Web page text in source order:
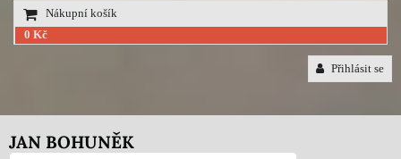
Nákupní košík
0 Kč
Přihlásit se
JAN BOHUNĚK